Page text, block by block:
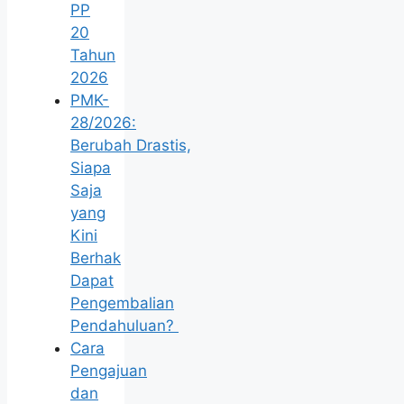
PP
20
Tahun
2026
PMK-
28/2026:
Berubah Drastis,
Siapa
Saja
yang
Kini
Berhak
Dapat
Pengembalian
Pendahuluan?
Cara
Pengajuan
dan